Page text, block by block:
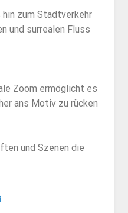
hin zum Stadtverkehr
und surrealen Fluss
Zoom ermöglicht es
ans Motiv zu rücken
und Szenen die